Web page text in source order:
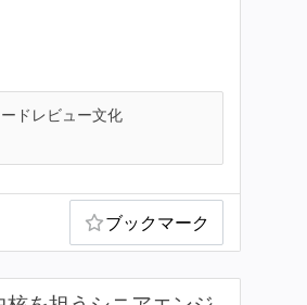
ドレビュー文化
ブックマーク